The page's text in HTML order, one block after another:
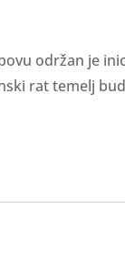
održan je
rat temelj